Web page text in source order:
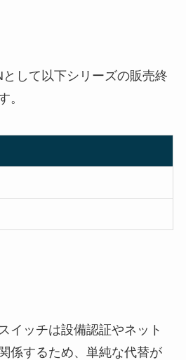
して以下シリーズの販売終
。
イッチは設備認証やネット
係するため、単純な代替が